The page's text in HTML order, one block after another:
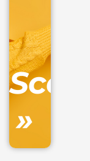
Scopri
»